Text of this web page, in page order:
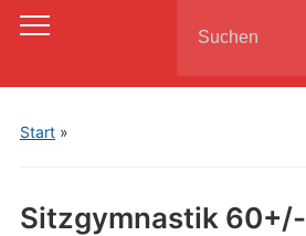
Toggle
menu
for:
Start»
Sitzgymnastik 60+/-